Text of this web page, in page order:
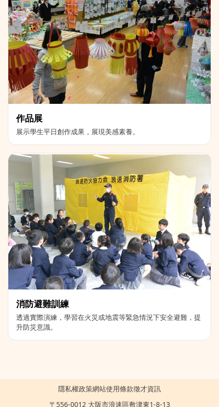
作品展
展示學生平日創作成果，展現美感素養。
消防避難訓練
透過實際演練，學習在火災或地震等緊急情況下安全避難，提
升防災意識。
隱私權政策網站使用條款徵才資訊
〒556-0012 大阪市浪速區敷津東1-8-13